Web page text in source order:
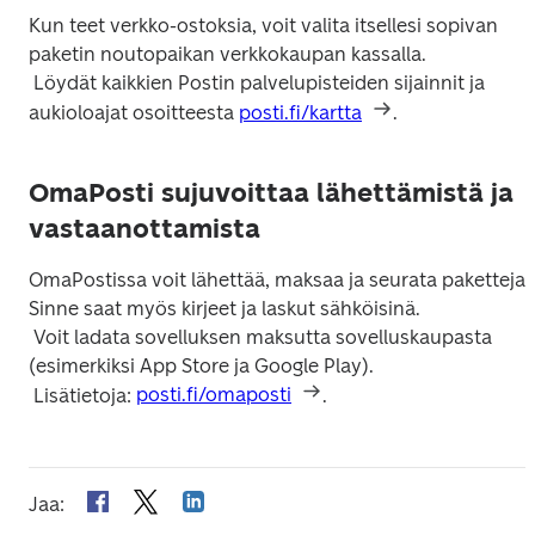
Kun teet verkko-ostoksia, voit valita itsellesi sopivan
paketin noutopaikan verkkokaupan kassalla.
aukioloajat osoitteesta posti.fi/kartta
OmaPosti sujuvoittaa lähettämistä ja
vastaanottamista
OmaPostissa voit lähettää, maksaa ja seurata paketteja.
Sinne saat myös kirjeet ja laskut sähköisinä.
(esimerkiksi App Store ja Google Play).
Lisätietoja: posti.fi/omaposti .
Jaa: